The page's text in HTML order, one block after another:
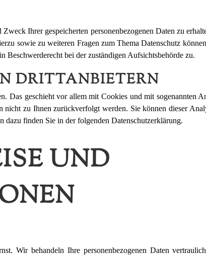
Ihrer gespeicherten personenbezogenen Daten zu
sowie zu weiteren Fragen zum Thema Datenschutz
Beschwerderecht bei der zuständigen Aufsichtsbehörde zu.
DRITTANBIETERN
Das geschieht vor allem mit Cookies und mit sogenannten
zu Ihnen zurückverfolgt werden. Sie können dieser
finden Sie in der folgenden Datenschutzerklärung.
UND
Wir behandeln Ihre personenbezogenen Daten